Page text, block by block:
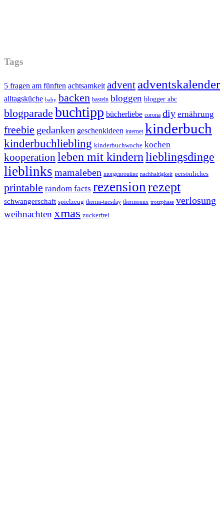
Tags
5 fragen am fünften achtsamkeit advent adventskalender
alltagsküche baby backen basteln bloggen blogger abc
blogparade buchtipp bücherliebe corona diy ernährung
freebie gedanken geschenkideen internet kinderbuch
kinderbuchliebling kinderbuchwoche kochen
kooperation leben mit kindernlieblingsdinge
lieblinks mamaleben morgenroutine nachhaltigkeit persönliches
printable random facts rezension rezept
schwangerschaft spielzeug thermi-tuesday thermomix trotzphase verlosung
weihnachten xmas zuckerfrei